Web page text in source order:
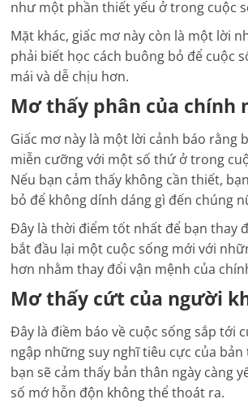
như một phần thiết yếu ở trong cuộc
Mặt khác, giấc mơ này còn là một lời
phải biết học cách buông bỏ để cuộc
mái và dễ chịu hơn.
Mơ thấy phân của chính
Giấc mơ này là một lời cảnh báo rằng
miễn cưỡng với một số thứ ở trong
Nếu bạn cảm thấy không cần thiết,
bỏ để không dính dáng gì đến chúng
Đây là thời điểm tốt nhất để bạn thay
bắt đầu lại một cuộc sống mới với
hơn nhằm thay đổi vận mệnh của
Mơ thấy cứt của người
Đây là điềm báo về cuộc sống sắp tới
ngập những suy nghĩ tiêu cực của bản
bạn sẽ cảm thấy bản thân ngày càng
số mớ hỗn độn không thể thoát ra.